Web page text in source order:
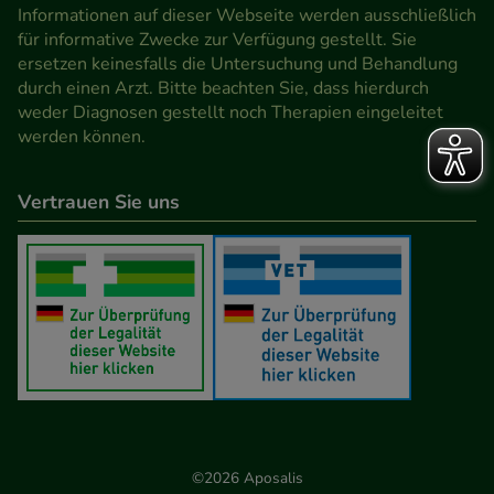
den Inhalt auf unserer Website aber auch die
Werbung auf Drittseiten möglichst relevant für Sie
zu gestalten. Bitte beachten Sie, dass Daten hierfür
teilweise an Dritte wie z.B. Google oder soziale
Medien übertragen werden.
Informationen auf dieser Webseite werden ausschließlich
für informative Zwecke zur Verfügung gestellt. Sie
ersetzen keinesfalls die Untersuchung und Behandlung
durch einen Arzt. Bitte beachten Sie, dass hierdurch
weder Diagnosen gestellt noch Therapien eingeleitet
werden können.
Vertrauen Sie uns
©2026 Aposalis